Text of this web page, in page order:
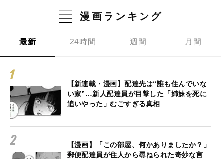
漫画ランキング
最新 24時間 週間 月間
【新連載・漫画】配達先は“誰も住んでいな
い家”…新人配達員が目撃した「姉妹を死に
追いやった」むごすぎる真相
【漫画】「この部屋、何かありましたか？」
郵便配達員が住人から尋ねられた奇妙な言